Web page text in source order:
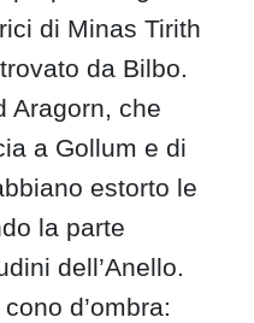
di Minas Tirith
da Bilbo.
Aragorn, che
a Gollum e di
estorto le
la parte
dell’Anello.
d’ombra: